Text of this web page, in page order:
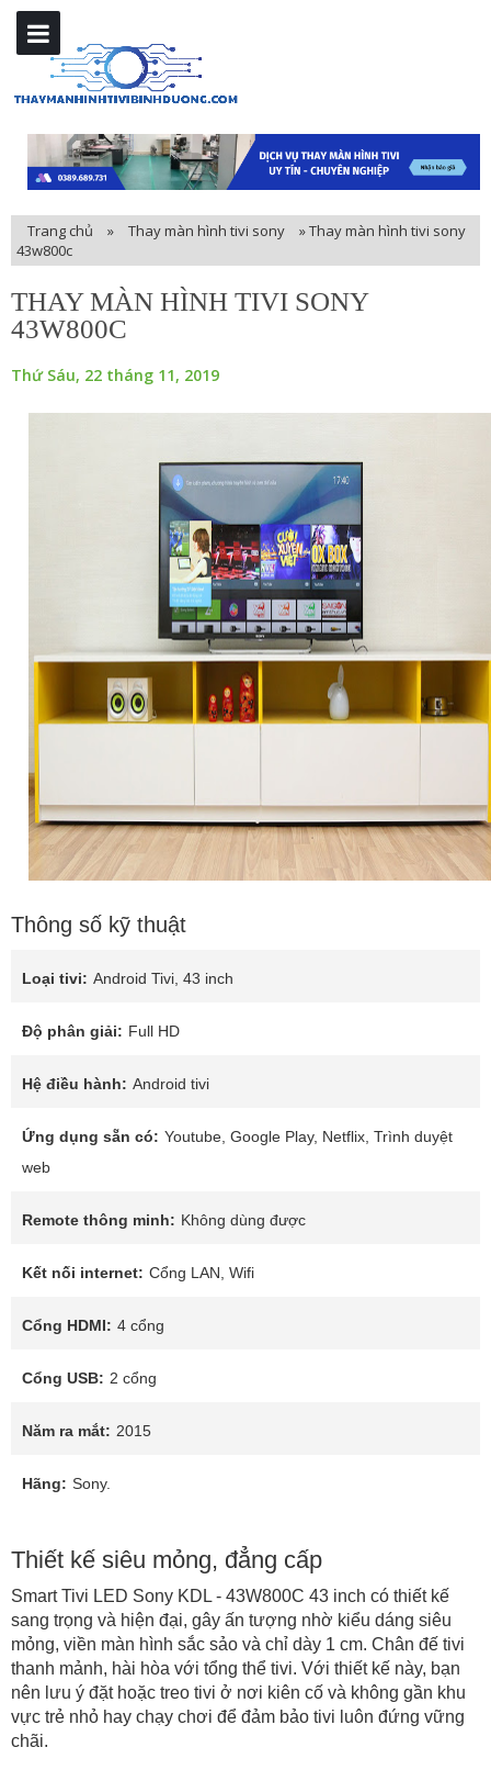
Trang chủ » Thay màn hình tivi sony »Thay màn hình tivi sony
43w800c
THAY MÀN HÌNH TIVI SONY
43W800C
Thứ Sáu, 22 tháng 11, 2019
Thông số kỹ thuật
Loại tivi: Android Tivi, 43 inch
Độ phân giải: Full HD
Hệ điều hành: Android tivi
Ứng dụng sẵn có: Youtube, Google Play, Netflix, Trình duyệt
web
Remote thông minh: Không dùng được
Kết nối internet: Cổng LAN, Wifi
Cổng HDMI: 4 cổng
Cổng USB: 2 cổng
Năm ra mắt: 2015
Hãng: Sony.
Thiết kế siêu mỏng, đẳng cấp
Smart Tivi LED Sony KDL - 43W800C 43 inch có thiết kế
sang trọng và hiện đại, gây ấn tượng nhờ kiểu dáng siêu
mỏng, viền màn hình sắc sảo và chỉ dày 1 cm. Chân đế tivi
thanh mảnh, hài hòa với tổng thể tivi. Với thiết kế này, bạn
nên lưu ý đặt hoặc treo tivi ở nơi kiên cố và không gần khu
vực trẻ nhỏ hay chạy chơi để đảm bảo tivi luôn đứng vững
chãi.